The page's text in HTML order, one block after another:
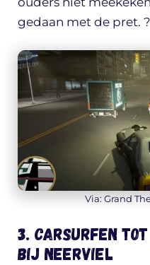
gedaan met de pret.
Via: Grand
3. Carsurfen
bij neerviel